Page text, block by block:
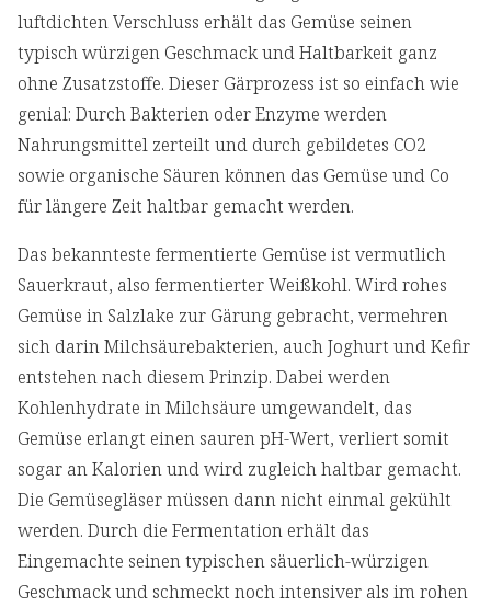
luftdichten Verschluss erhält das Gemüse seinen
typisch würzigen Geschmack und Haltbarkeit ganz
ohne Zusatzstoffe. Dieser Gärprozess ist so einfach wie
genial: Durch Bakterien oder Enzyme werden
Nahrungsmittel zerteilt und durch gebildetes CO2
sowie organische Säuren können das Gemüse und Co
für längere Zeit haltbar gemacht werden.
Das bekannteste fermentierte Gemüse ist vermutlich
Sauerkraut, also fermentierter Weißkohl. Wird rohes
Gemüse in Salzlake zur Gärung gebracht, vermehren
sich darin Milchsäurebakterien, auch Joghurt und Kefir
entstehen nach diesem Prinzip. Dabei werden
Kohlenhydrate in Milchsäure umgewandelt, das
Gemüse erlangt einen sauren pH-Wert, verliert somit
sogar an Kalorien und wird zugleich haltbar gemacht.
Die Gemüsegläser müssen dann nicht einmal gekühlt
werden. Durch die Fermentation erhält das
Eingemachte seinen typischen säuerlich-würzigen
Geschmack und schmeckt noch intensiver als im rohen